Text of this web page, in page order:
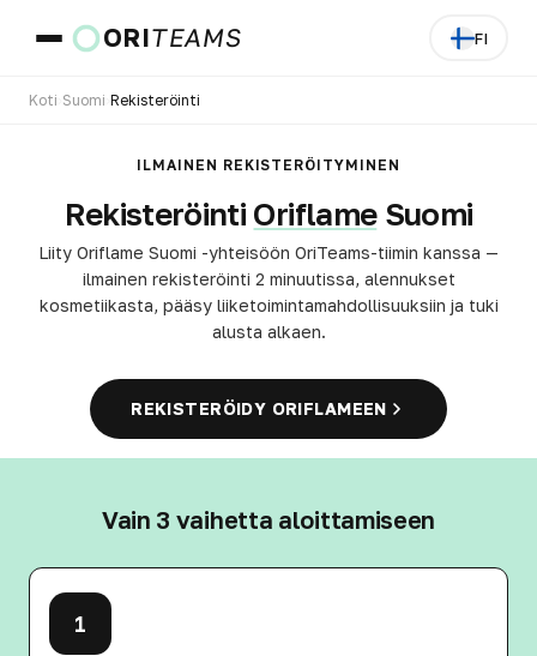
ORITEAMS FI
SIIRRY
Koti Suomi Rekisteröinti
ILMAINEN REKISTERÖITYMINEN
Rekisteröinti OriflameSuomi
Liity Oriflame Suomi -yhteisöön OriTeams-tiimin kanssa —
ilmainen rekisteröinti 2 minuutissa, alennukset
kosmetiikasta, pääsy liiketoimintamahdollisuuksiin ja tuki
alusta alkaen.
REKISTERÖIDY ORIFLAMEEN
Vain 3 vaihetta aloittamiseen
1